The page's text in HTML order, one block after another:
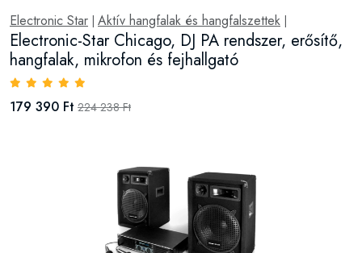
Electronic Star Aktív hangfalak és hangfalszettek
Electronic-Star Chicago, DJ PA rendszer, erősítő,
hangfalak, mikrofon és fejhallgató
179 390 Ft 224 238 Ft